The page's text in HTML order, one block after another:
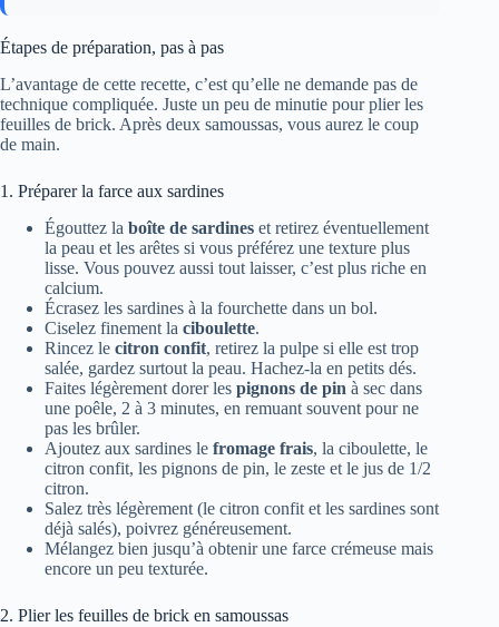
Étapes de préparation, pas à pas
L’avantage de cette recette, c’est qu’elle ne demande pas de
technique compliquée. Juste un peu de minutie pour plier les
feuilles de brick. Après deux samoussas, vous aurez le coup
de main.
1. Préparer la farce aux sardines
Égouttez la boîte de sardines et retirez éventuellement
la peau et les arêtes si vous préférez une texture plus
lisse. Vous pouvez aussi tout laisser, c’est plus riche en
calcium.
Écrasez les sardines à la fourchette dans un bol.
Ciselez finement la ciboulette.
Rincez le citron confit, retirez la pulpe si elle est trop
salée, gardez surtout la peau. Hachez-la en petits dés.
Faites légèrement dorer les pignons de pin à sec dans
une poêle, 2 à 3 minutes, en remuant souvent pour ne
pas les brûler.
Ajoutez aux sardines le fromage frais, la ciboulette, le
citron confit, les pignons de pin, le zeste et le jus de 1/2
citron.
Salez très légèrement (le citron confit et les sardines sont
déjà salés), poivrez généreusement.
Mélangez bien jusqu’à obtenir une farce crémeuse mais
encore un peu texturée.
2. Plier les feuilles de brick en samoussas